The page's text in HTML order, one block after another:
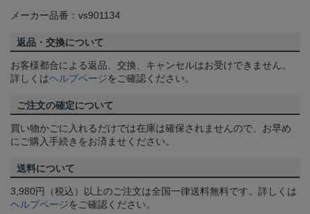
メーカー品番：vs901134
返品・交換について
お客様都合による返品、交換、キャンセルはお受けできません。
詳しくはヘルプページをご確認ください。
ご注文の確定について
買い物かごに入れるだけでは在庫は確保されませんので、お早め
にご購入手続きをお済ませください。
送料について
3,980円（税込）以上のご注文は全国一律送料無料です。詳しくは
ヘルプページをご確認ください。